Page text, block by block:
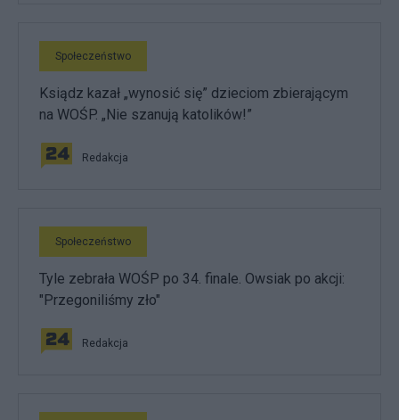
Społeczeństwo
Ksiądz kazał „wynosić się” dzieciom zbierającym
na WOŚP. „Nie szanują katolików!”
Redakcja
Społeczeństwo
Tyle zebrała WOŚP po 34. finale. Owsiak po akcji:
"Przegoniliśmy zło"
Redakcja